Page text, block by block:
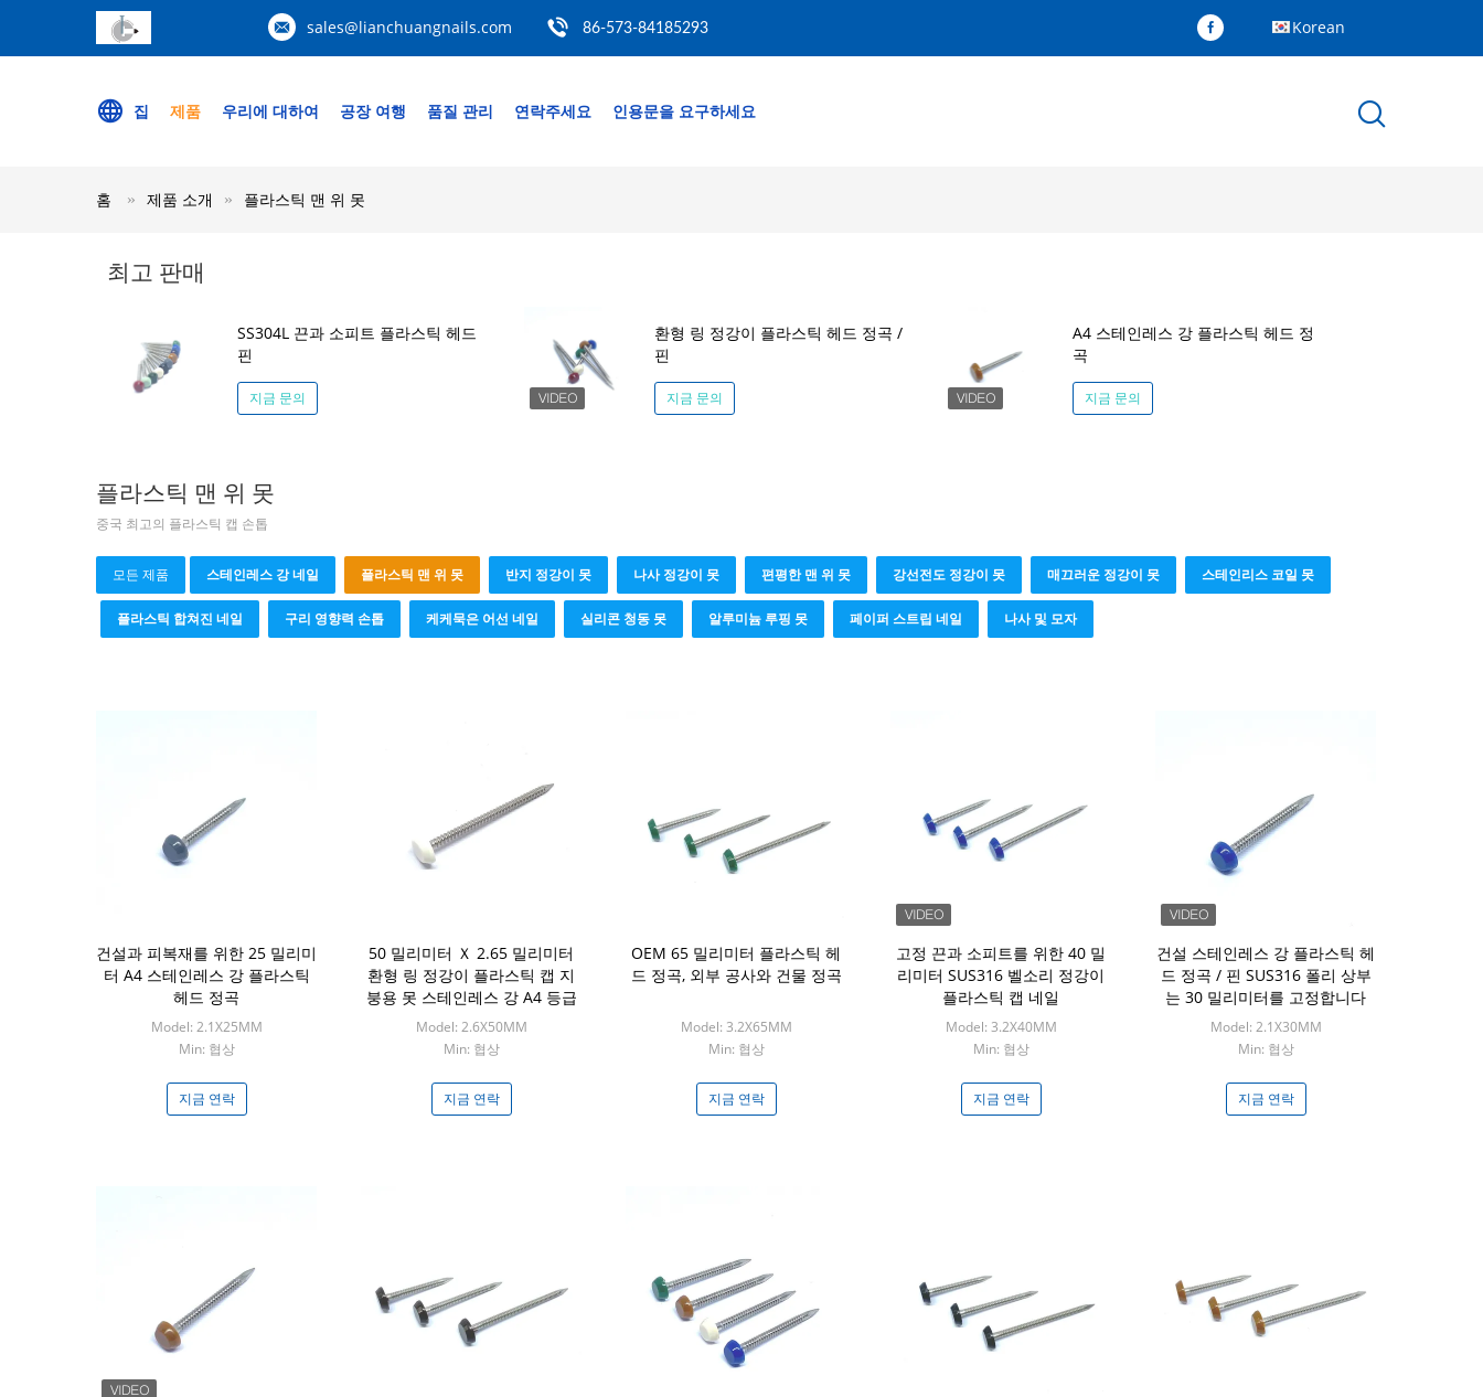
sales@lianchuangnails.com 86-573-84185293 Korean
집 제품 우리에 대하여 공장 여행 품질 관리 연락주세요 인용문을 요구하세요
홈 제품 소개 플라스틱 맨 위 못
최고 판매
SS304L 끈과 소피트 플라스틱 헤드
핀
지금 문의
환형 링 정강이 플라스틱 헤드 정곡 /
핀
지금 문의
A4 스테인레스 강 플라스틱 헤드 정
곡
지금 문의
플라스틱 맨 위 못
중국 최고의 플라스틱 캡 손톱
모든 제품 스테인레스 강 네일 플라스틱 맨 위 못 반지 정강이 못 나사 정강이 못 편평한 맨 위 못 강선전도 정강이 못 매끄러운 정강이 못 스테인리스 코일 못
플라스틱 합쳐진 네일 구리 영향력 손톱 케케묵은 어선 네일 실리콘 청동 못 알루미늄 루핑 못 페이퍼 스트립 네일 나사 및 모자
건설과 피복재를 위한 25 밀리미
터 A4 스테인레스 강 플라스틱
헤드 정곡
Model: 2.1X25MM
Min: 협상
지금 연락
50 밀리미터 Ｘ 2.65 밀리미터
환형 링 정강이 플라스틱 캡 지
붕용 못 스테인레스 강 A4 등급
Model: 2.6X50MM
Min: 협상
지금 연락
OEM 65 밀리미터 플라스틱 헤
드 정곡, 외부 공사와 건물 정곡
Model: 3.2X65MM
Min: 협상
지금 연락
고정 끈과 소피트를 위한 40 밀
리미터 SUS316 벨소리 정강이
플라스틱 캡 네일
Model: 3.2X40MM
Min: 협상
지금 연락
건설 스테인레스 강 플라스틱 헤
드 정곡 / 핀 SUS316 폴리 상부
는 30 밀리미터를 고정합니다
Model: 2.1X30MM
Min: 협상
지금 연락